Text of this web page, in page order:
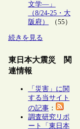
文学―」
（8/24-25・大
阪府）
（55）
続きを見る
東日本大震災 関
連情報
「災害」に関
する当サイト
の記事：
調査研究リポ
ート「東日本